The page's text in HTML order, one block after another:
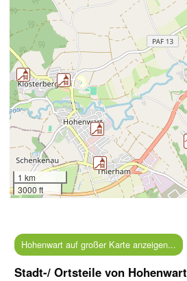
1 km
3000 ft
Hohenwart auf großer Karte anzeigen...
Stadt-/ Ortsteile von Hohenwart